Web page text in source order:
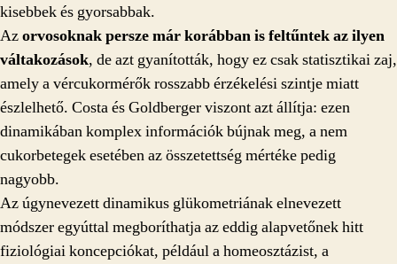
kisebbek és gyorsabbak.
Azorvosoknak persze már korábban is feltűntek az ilyen
váltakozások, de azt gyanították, hogy ez csak statisztikai zaj,
amely a vércukormérők rosszabb érzékelési szintje miatt
észlelhető. Costa és Goldberger viszont azt állítja: ezen
dinamikában komplex információk bújnak meg, a nem
cukorbetegek esetében az összetettség mértéke pedig
nagyobb.
Az úgynevezett dinamikus glükometriának elnevezett
módszer egyúttal megboríthatja az eddig alapvetőnek hitt
fiziológiai koncepciókat, például a homeosztázist, a